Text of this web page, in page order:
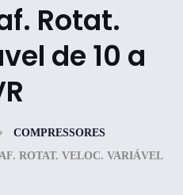
Rotat.
de 10 a
COMPRESSORES
ROTAT. VELOC. VARIÁVEL